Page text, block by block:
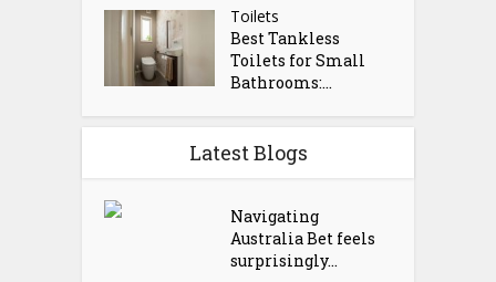
Toilets
Best Tankless
Toilets for Small
Bathrooms:...
Latest Blogs
Navigating
Australia Bet feels
surprisingly...